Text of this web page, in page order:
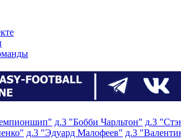
д.3 "Бобби Чарльтон" д.3
д.3 "Эдуард Малофеев" д.3